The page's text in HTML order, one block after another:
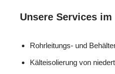
Unsere Services
Rohrleitungs- und
Kälteisolierung von